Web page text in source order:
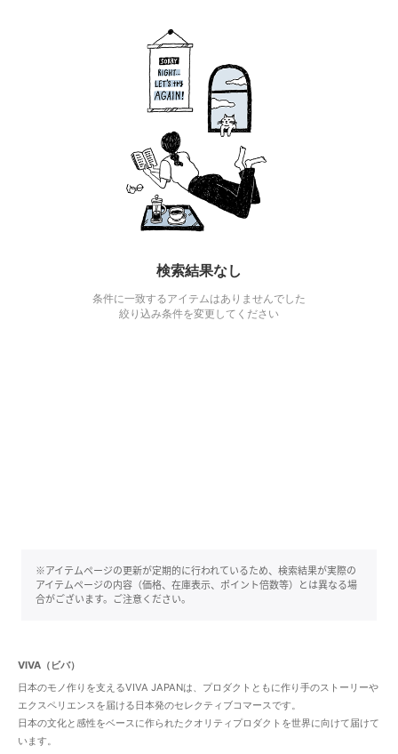
検索結果なし
条件に一致するアイテムはありませんでした
絞り込み条件を変更してください
※アイテムページの更新が定期的に行われているため、検索結果が実際の
アイテムページの内容（価格、在庫表示、ポイント倍数等）とは異なる場
合がございます。ご注意ください。
VIVA（ビバ）
日本のモノ作りを支えるVIVA JAPANは、プロダクトともに作り手のストーリーや
エクスペリエンスを届ける日本発のセレクティブコマースです。
日本の文化と感性をベースに作られたクオリティプロダクトを世界に向けて届けて
います。